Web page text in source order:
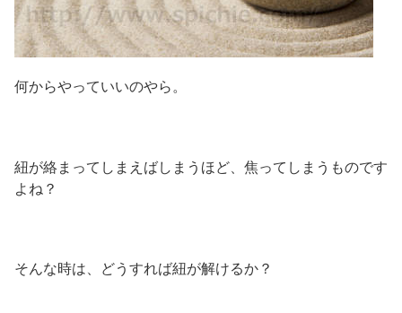
何からやっていいのやら。
紐が絡まってしまえばしまうほど、焦ってしまうものです
よね？
そんな時は、どうすれば紐が解けるか？